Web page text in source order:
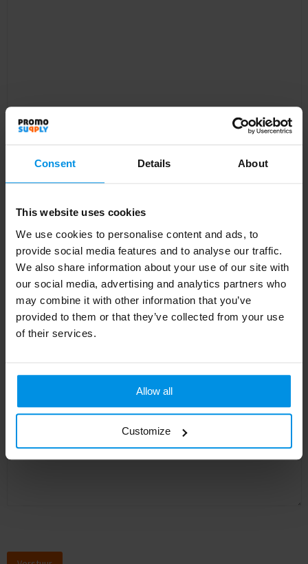
Consent Details About
This website uses cookies
We use cookies to personalise content and ads, to
provide social media features and to analyse our traffic.
We also share information about your use of our site with
our social media, advertising and analytics partners who
may combine it with other information that you’ve
provided to them or that they’ve collected from your use
of their services.
Allow all
Customize
Neem contact met ons op
Naam
Telefoonnummer